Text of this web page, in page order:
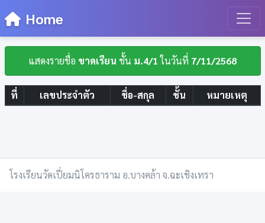
Home
แสดงรายชื่อ ขาดเรียน ชั้น ม.4/1ในวันที่ 7/11/2568
ที่ เลขประจำตัว ชื่อ-สกุล ชั้น หมายเหตุ
โรงเรียนวัดเปี่ยมนิโครธาราม อ.บางคล้า จ.ฉะเชิงเทรา